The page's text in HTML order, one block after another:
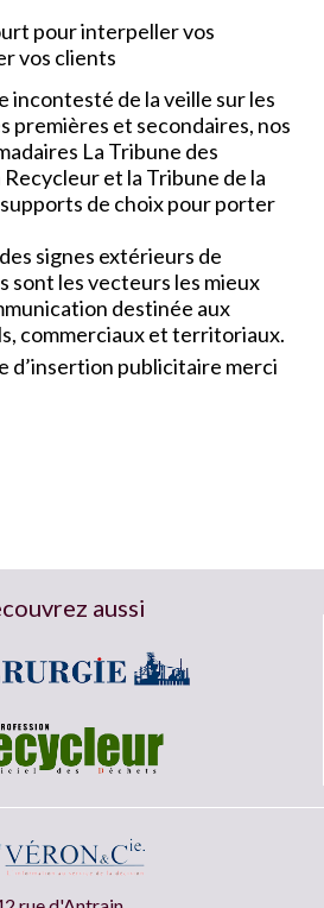
pour interpeller vos
vos clients
incontesté de la veille sur les
premières et secondaires, nos
La Tribune des
et la Tribune de la
de choix pour porter
signes extérieurs de
sont les vecteurs les mieux
destinée aux
commerciaux et territoriaux.
d’insertion publicitaire merci
aussi